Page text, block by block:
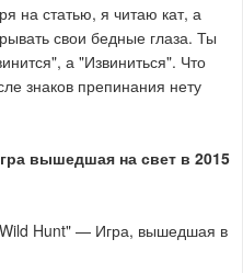
на статью, я читаю кат, а
свои бедные глаза. Ты
а "Извиниться". Что
знаков препинания нету
вышедшая на свет в 2015
Hunt" — Игра, вышедшая в